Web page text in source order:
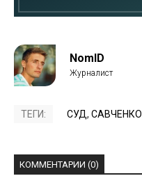
NomID
ТЕГИ: СУД, САВЧЕНКО
КОММЕНТАРИИ (0)